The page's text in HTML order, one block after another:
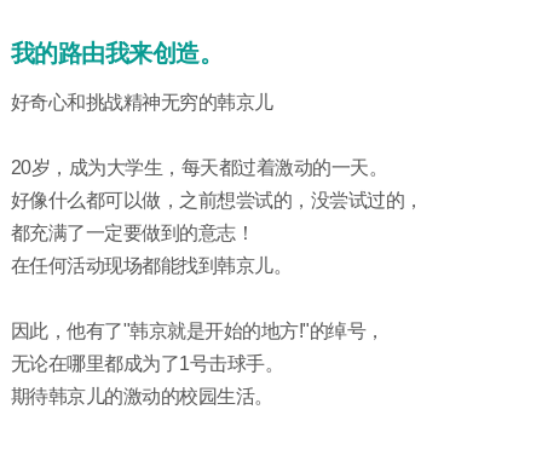
我的路由我来创造。
好奇心和挑战精神无穷的韩京儿
20岁，成为大学生，每天都过着激动的一天。
好像什么都可以做，之前想尝试的，没尝试过的，
都充满了一定要做到的意志！
在任何活动现场都能找到韩京儿。
因此，他有了"韩京就是开始的地方!"的绰号，
无论在哪里都成为了1号击球手。
期待韩京儿的激动的校园生活。